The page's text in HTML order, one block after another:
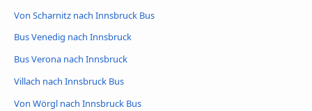
Von Scharnitz nach Innsbruck Bus
Bus Venedig nach Innsbruck
Bus Verona nach Innsbruck
Villach nach Innsbruck Bus
Von Wörgl nach Innsbruck Bus